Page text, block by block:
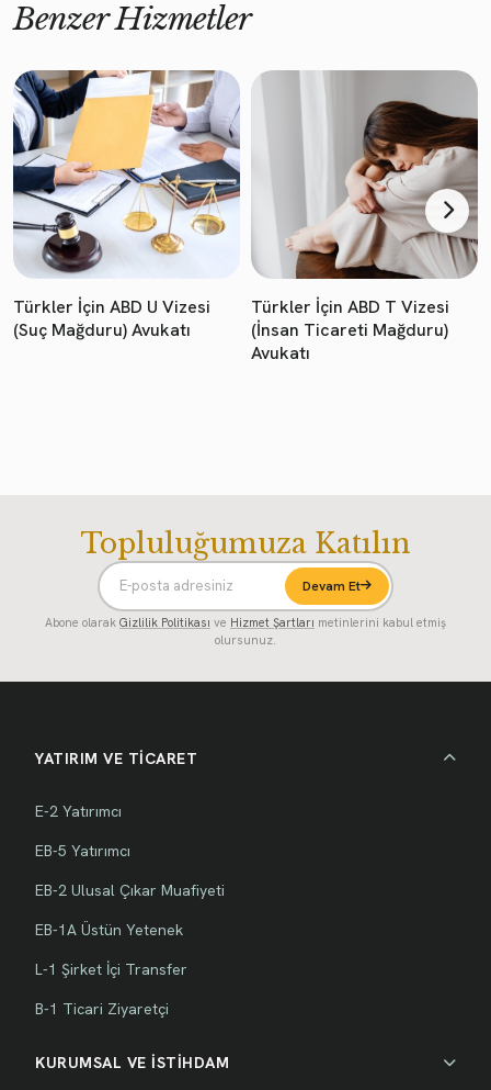
Benzer Hizmetler
Türkler İçin ABD U Vizesi
(Suç Mağduru) Avukatı
Türkler İçin ABD T Vizesi
(İnsan Ticareti Mağduru)
Avukatı
Topluluğumuza Katılın
Devam Et
Abone olarak Gizlilik Politikası ve Hizmet Şartları metinlerini kabul etmiş
olursunuz.
YATIRIM VE TİCARET
E-2 Yatırımcı
EB-5 Yatırımcı
EB-2 Ulusal Çıkar Muafiyeti
EB-1A Üstün Yetenek
L-1 Şirket İçi Transfer
B-1 Ticari Ziyaretçi
KURUMSAL VE İSTİHDAM